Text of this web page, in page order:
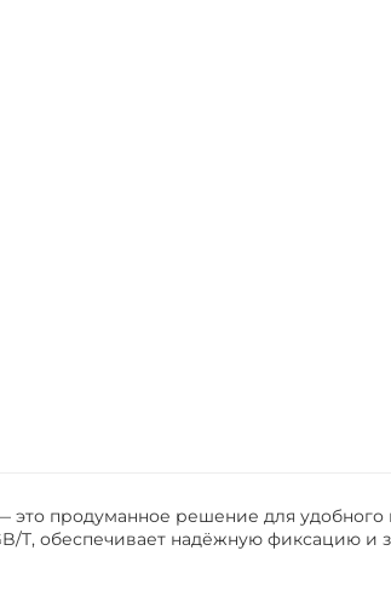
это продуманное решение для удобного
T, обеспечивает надёжную фиксацию и